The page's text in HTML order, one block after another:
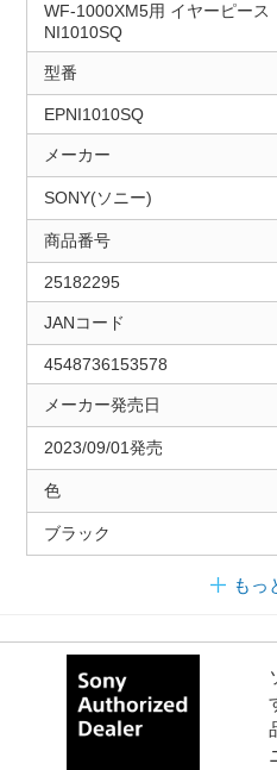
WF-1000XM5用 イヤーピー
NI1010SQ
型番
EPNI1010SQ
メーカー
SONY(ソニー)
商品番号
25182295
JANコード
4548736153578
メーカー発売日
2023/09/01発売
色
ブラック
もっ